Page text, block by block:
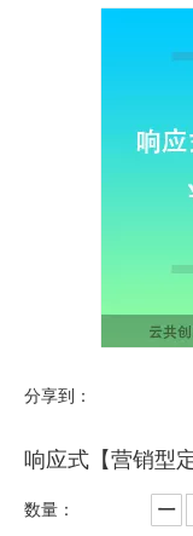
分享到：
响应式【营销型
数量：